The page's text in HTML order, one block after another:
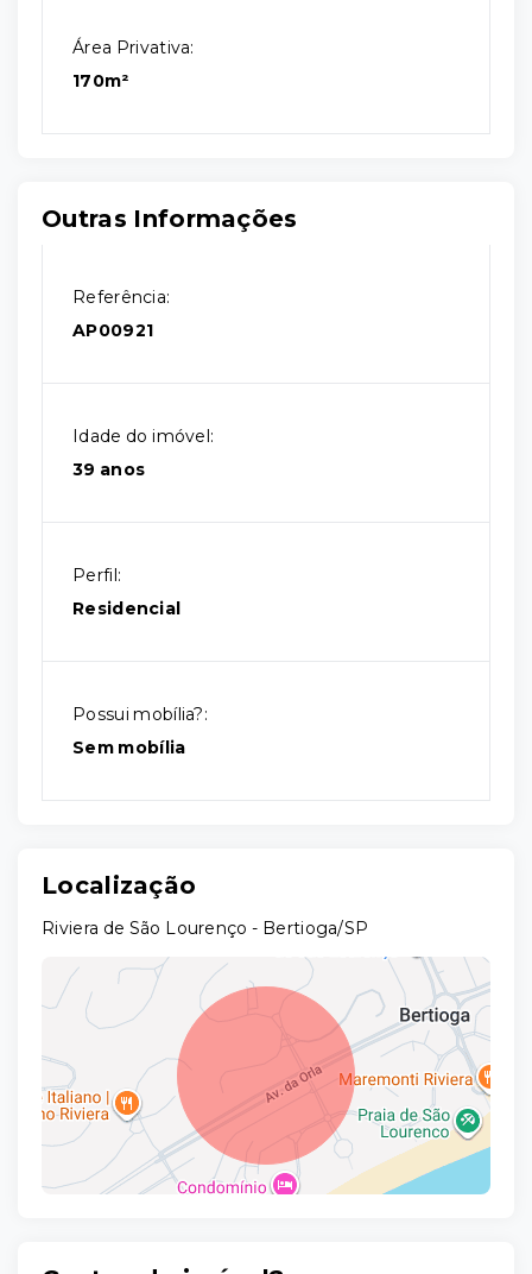
Área Privativa:
170m²
Outras Informações
Referência:
AP00921
Idade do imóvel:
39 anos
Perfil:
Residencial
Possui mobília?:
Sem mobília
Localização
Riviera de São Lourenço - Bertioga/SP